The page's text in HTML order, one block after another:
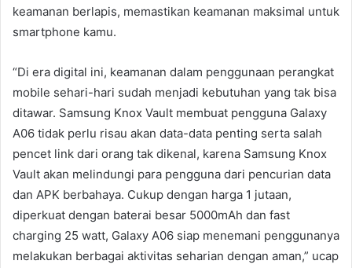
keamanan berlapis, memastikan keamanan maksimal untuk
smartphone kamu.
“Di era digital ini, keamanan dalam penggunaan perangkat
mobile sehari-hari sudah menjadi kebutuhan yang tak bisa
ditawar. Samsung Knox Vault membuat pengguna Galaxy
A06 tidak perlu risau akan data-data penting serta salah
pencet link dari orang tak dikenal, karena Samsung Knox
Vault akan melindungi para pengguna dari pencurian data
dan APK berbahaya. Cukup dengan harga 1 jutaan,
diperkuat dengan baterai besar 5000mAh dan fast
charging 25 watt, Galaxy A06 siap menemani penggunanya
melakukan berbagai aktivitas seharian dengan aman,” ucap